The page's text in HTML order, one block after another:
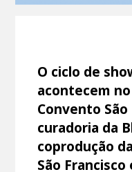
O ciclo de
acontecem
Convento
curadoria da
coprodução
São